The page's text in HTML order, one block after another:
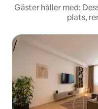
Gäster håller med:
plats,